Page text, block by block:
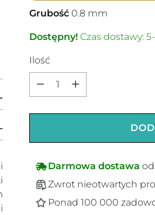
Grubość 0.8mm
Dostępny!Czas dostawy:
Ilość
Darmowa dostawa od
Zwrot nieotwartych
Ponad 100 000